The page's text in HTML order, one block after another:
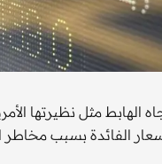
الهابط مثل نظيرتها
الفائدة بسبب مخاطر